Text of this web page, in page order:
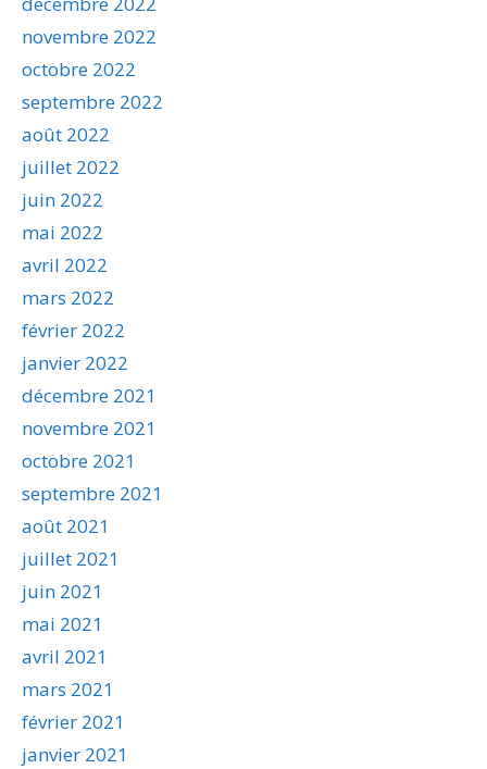
novembre 2022
octobre 2022
septembre 2022
août 2022
juillet 2022
juin 2022
mai 2022
avril 2022
mars 2022
février 2022
janvier 2022
décembre 2021
novembre 2021
octobre 2021
septembre 2021
août 2021
juillet 2021
juin 2021
mai 2021
avril 2021
mars 2021
février 2021
janvier 2021